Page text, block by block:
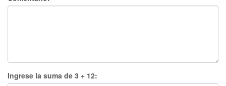
Ingrese la suma de 3 + 12: